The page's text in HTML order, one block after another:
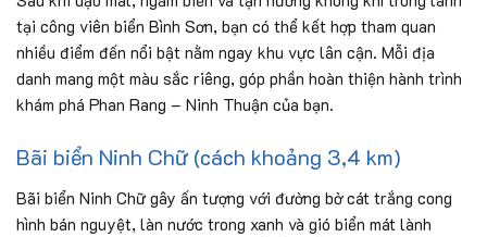
tại công viên biển Bình Sơn, bạn có thể kết hợp tham quan
nhiều điểm đến nổi bật nằm ngay khu vực lân cận. Mỗi địa
danh mang một màu sắc riêng, góp phần hoàn thiện hành trình
khám phá Phan Rang – Ninh Thuận của bạn.
Bãi biển Ninh Chữ (cách khoảng 3,4 km)
Bãi biển Ninh Chữ gây ấn tượng với đường bờ cát trắng cong
hình bán nguyệt, làn nước trong xanh và gió biển mát lành